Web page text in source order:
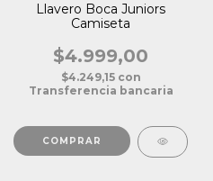
Llavero Boca Juniors
Camiseta
$4.999,00
$4.249,15 con
Transferencia bancaria